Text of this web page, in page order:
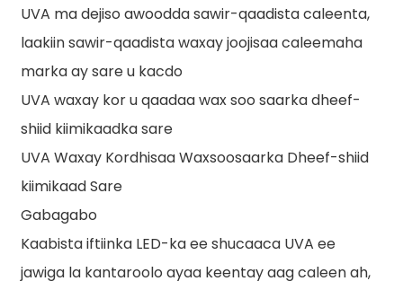
UVA ma dejiso awoodda sawir-qaadista caleenta,
laakiin sawir-qaadista waxay joojisaa caleemaha
marka ay sare u kacdo
UVA waxay kor u qaadaa wax soo saarka dheef-
shiid kiimikaadka sare
UVA Waxay Kordhisaa Waxsoosaarka Dheef-shiid
kiimikaad Sare
Gabagabo
Kaabista iftiinka LED-ka ee shucaaca UVA ee
jawiga la kantaroolo ayaa keentay aag caleen ah,